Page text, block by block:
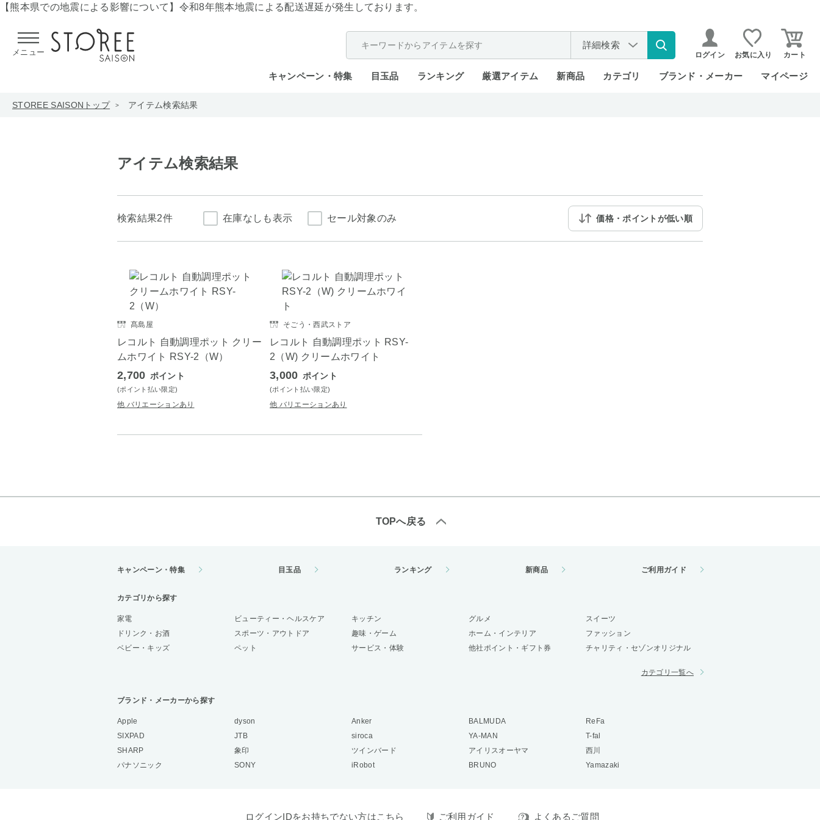
【熊本県での地震による影響について】 令和8年熊本地震による配送遅延が発生しております。
メニュー
詳細検索
ログイン お気に入り カート
キャンペーン・特集 目玉品 ランキング 厳選アイテム 新商品 カテゴリ ブランド・メーカー マイページ
STOREE SAISONトップ アイテム検索結果
アイテム検索結果
検索結果2件 在庫なしも表示 セール対象のみ 価格・ポイントが低い順
髙島屋
レコルト 自動調理ポット クリー
ムホワイト RSY-2（W）
2,700 ポイント
(ポイント払い限定)
他 バリエーションあり
そごう・西武ストア
レコルト 自動調理ポット RSY-
2（W) クリームホワイト
3,000 ポイント
(ポイント払い限定)
他 バリエーションあり
TOPへ戻る
キャンペーン・特集 目玉品 ランキング 新商品 ご利用ガイド
カテゴリから探す
家電 ビューティー・ヘルスケア キッチン グルメ
スイーツ
ドリンク・お酒
スポーツ・アウトドア 趣味・ゲーム ホーム・インテリア
ファッション
ベビー・キッズ
ペット サービス・体験 他社ポイント・ギフト券 チャリティ・セゾンオリジナル
カテゴリ一覧へ
ブランド・メーカーから探す
Apple dyson Anker BALMUDA
ReFa
SIXPAD
JTB siroca YA-MAN
T-fal
SHARP
象印 ツインバード アイリスオーヤマ
西川
パナソニック
SONY iRobot BRUNO Yamazaki
ログインIDをお持ちでない方はこちら ご利用ガイド よくあるご質問